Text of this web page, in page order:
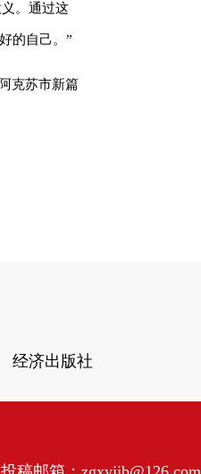
。通过这
的自己。”
克苏市新篇
经济出版社